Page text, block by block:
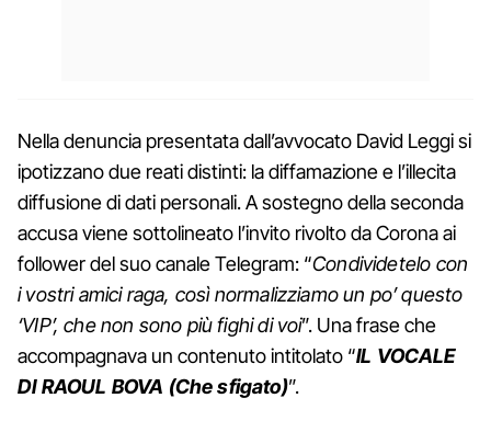
Nella denuncia presentata dall’avvocato David Leggi si
ipotizzano due reati distinti: la diffamazione e l’illecita
diffusione di dati personali. A sostegno della seconda
accusa viene sottolineato l’invito rivolto da Corona ai
follower del suo canale Telegram: “Condividetelo con
i vostri amici raga, così normalizziamo un po’ questo
‘VIP’, che non sono più fighi di voi”. Una frase che
accompagnava un contenuto intitolato “IL VOCALE
DI RAOUL BOVA (Che sfigato)”.